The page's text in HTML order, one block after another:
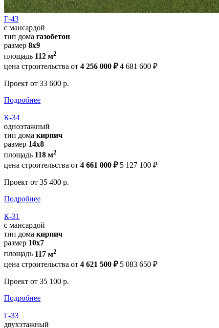
Г-43
с мансардой
тип дома газобетон
размер 8х9
площадь 112 м2
цена строительства от 4 256 000 ₽ 4 681 600 ₽
Проект от 33 600 р.
Подробнее
К-34
одноэтажный
тип дома кирпич
размер 14x8
площадь 118 м2
цена строительства от 4 661 000 ₽ 5 127 100 ₽
Проект от 35 400 р.
Подробнее
К-31
с мансардой
тип дома кирпич
размер 10х7
площадь 117 м2
цена строительства от 4 621 500 ₽ 5 083 650 ₽
Проект от 35 100 р.
Подробнее
Г-33
двухэтажный